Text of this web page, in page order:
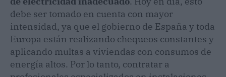
debe ser tomado en cuenta con mayor
intensidad, ya que el gobierno de España y toda
Europa están realizando chequeos constantes y
aplicando multas a viviendas con consumos de
energía altos. Por lo tanto, contratar a